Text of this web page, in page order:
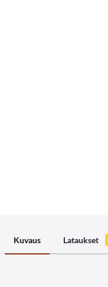
Kuvaus Lataukset